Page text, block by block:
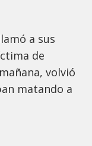
a sus
de
volvió
matando a